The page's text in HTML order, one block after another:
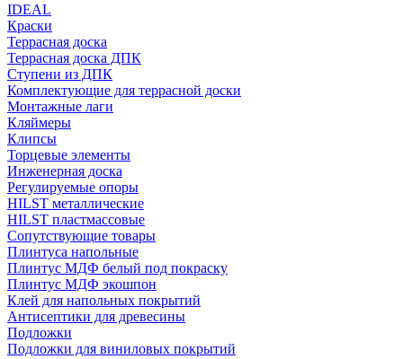
IDEAL
Краски
Террасная доска
Террасная доска ДПК
Ступени из ДПК
Комплектующие для террасной доски
Монтажные лаги
Кляймеры
Клипсы
Торцевые элементы
Инженерная доска
Регулируемые опоры
HILST металлические
HILST пластмассовые
Сопутствующие товары
Плинтуса напольные
Плинтус МДФ белый под покраску
Плинтус МДФ экошпон
Клей для напольных покрытий
Антисептики для древесины
Подложки
Подложки для виниловых покрытий